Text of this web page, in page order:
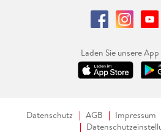
Laden Sie unsere
Datenschutz AGB Impressum